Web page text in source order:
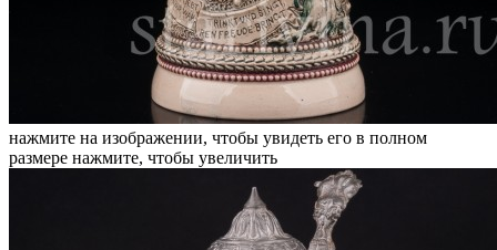
нажмите на изображении, чтобы увидеть его в полном
размере нажмите, чтобы увеличить